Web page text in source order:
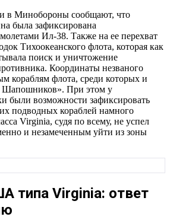
в Минобороны сообщают, что
была зафиксирована
Ил-38. Также на ее перехват
Тихоокеанского флота, которая как
поиск и уничтожение
Координаты незваного
кораблям флота, среди которых и
При этом у
были возможности зафиксировать
подводных кораблей намного
Virginia, судя по всему, не успел
и незамеченным уйти из зоны
типа Virginia: ответ